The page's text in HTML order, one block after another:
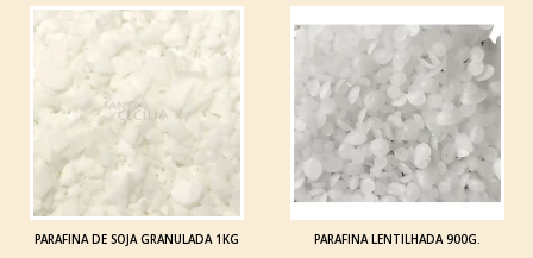
PARAFINA DE SOJA GRANULADA 1KG PARAFINA LENTILHADA 900G.